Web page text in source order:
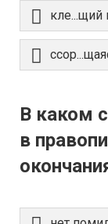
кле...щий
В каком
в